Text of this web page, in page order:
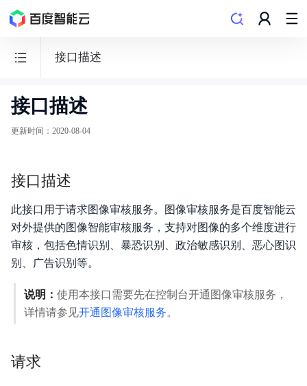
接口描述
BOS
对
储
功能发布记录
产品公告
产品描述
接口描述
更新时间 ： 2020-08-04
接口描述
此接口用于请求图像审核服务。图像审核服务是百度智能云
对外提供的图像智能审核服务，支持对图像的多个维度进行
审核，包括色情识别、暴恐识别、政治敏感识别、恶心图识
别、广告识别等。
说明： 使用本接口需要先在控制台开通图像审核服务，
详情请参见开通图像审核服务。
请求